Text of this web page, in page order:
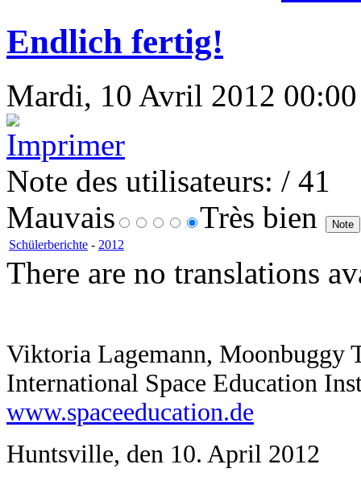
Endlich fertig!
Mardi, 10 Avril 2012
Note des utilisateurs: / 41
Mauvais
Très bien
Schülerberichte - 2012
There are no translations
Viktoria Lagemann, Moonbuggy
International Space Education
www.spaceeducation.de
Huntsville, den 10. April 2012